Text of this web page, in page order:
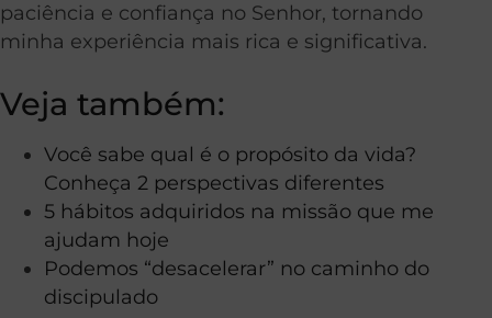
paciência e confiança no Senhor, tornando
minha experiência mais rica e significativa.
Veja também:
Você sabe qual é o propósito da vida?
Conheça 2 perspectivas diferentes
5 hábitos adquiridos na missão que me
ajudam hoje
Podemos “desacelerar” no caminho do
discipulado